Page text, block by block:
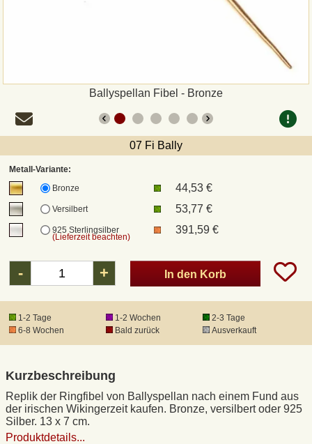
Ballyspellan Fibel - Bronze
07 Fi Bally
Metall-Variante:
Bronze
44,53 €
Versilbert 53,77 €
925 Sterlingsilber
(Lieferzeit beachten)
391,59 €
- + In den Korb
1-2 Tage 1-2 Wochen
2-3 Tage
6-8 Wochen
Bald zurück Ausverkauft
Kurzbeschreibung
Replik der Ringfibel von Ballyspellan nach einem Fund aus
der irischen Wikingerzeit kaufen. Bronze, versilbert oder 925
Silber. 13 x 7 cm.
Produktdetails...
Versandarten und Retouren
UPS
DHL Paket
DPD
DHL Kleinpaket
DHL Express
Waffenrecht und FSK 18
Datenschutz
Widerrufsrecht